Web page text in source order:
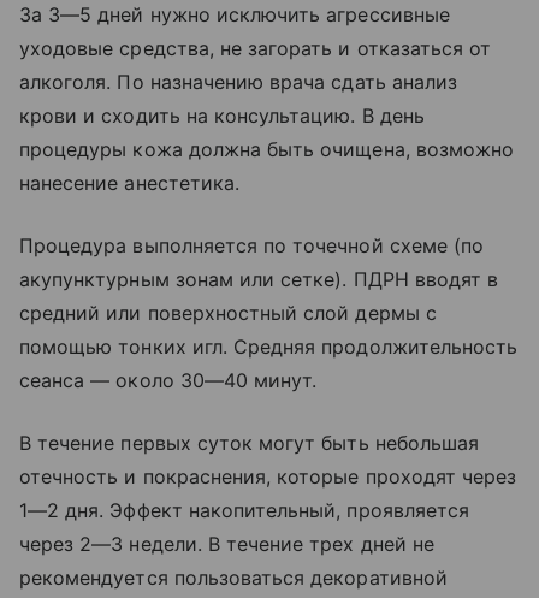
За 3—5 дней нужно исключить агрессивные
уходовые средства, не загорать и отказаться от
алкоголя. По назначению врача сдать анализ
крови и сходить на консультацию. В день
процедуры кожа должна быть очищена, возможно
нанесение анестетика.
Процедура выполняется по точечной схеме (по
акупунктурным зонам или сетке). ПДРН вводят в
средний или поверхностный слой дермы с
помощью тонких игл. Средняя продолжительность
сеанса — около 30—40 минут.
В течение первых суток могут быть небольшая
отечность и покраснения, которые проходят через
1—2 дня. Эффект накопительный, проявляется
через 2—3 недели. В течение трех дней не
рекомендуется пользоваться декоративной